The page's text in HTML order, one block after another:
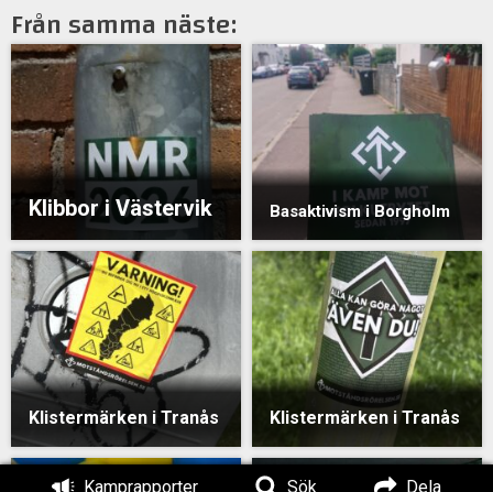
Kamprapporter Sök Dela
Från samma näste:
Klibbor i Västervik Basaktivism i Borgholm
Klistermärken i Tranås Klistermärken i Tranås